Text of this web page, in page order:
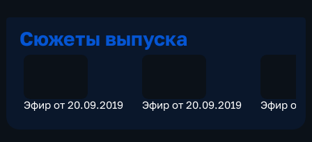
Сюжеты выпуска
Эфир от 20.09.2019 Эфир от 20.09.2019 Эфир от